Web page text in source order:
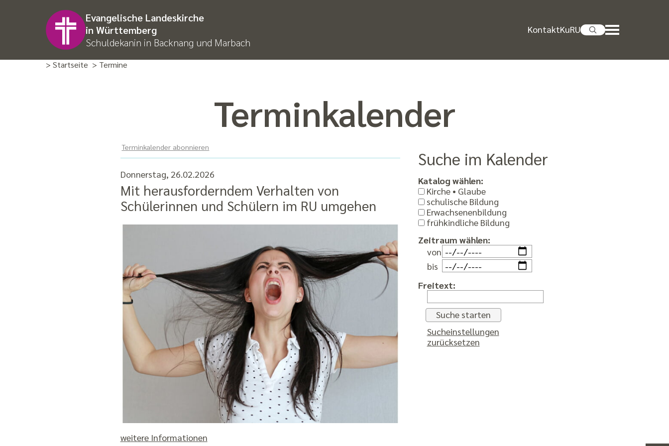
Evangelische Landeskirche
in Württemberg
Schuldekanin in Backnang und Marbach
KontaktKuRU
> Startseite > Termine
Termin­kalender
Suche im Kalender
Katalog wählen:
Kirche • Glaube
schulische Bildung
Erwachsenenbildung
frühkindliche Bildung
Zeitraum wählen:
von
bis
Freitext:
Sucheinstellungen
zurücksetzen
Terminkalender abonnieren
Donnerstag, 26.02.2026
Mit herausforderndem Verhalten von
Schülerinnen und Schülern im RU umgehen
weitere Informationen